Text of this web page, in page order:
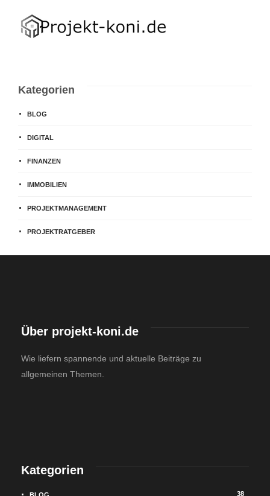
Kategorien
BLOG
DIGITAL
FINANZEN
IMMOBILIEN
PROJEKTMANAGEMENT
PROJEKTRATGEBER
Über projekt-koni.de
Wie liefern spannende und aktuelle Beiträge zu
allgemeinen Themen.
Kategorien
38